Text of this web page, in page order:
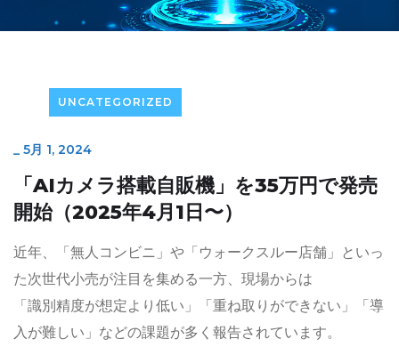
UNCATEGORIZED
_ 5月 1, 2024
「AIカメラ搭載自販機」を35万円で発売
開始（2025年4月1日〜）
近年、「無人コンビニ」や「ウォークスルー店舗」といっ
た次世代小売が注目を集める一方、現場からは
「識別精度が想定より低い」「重ね取りができない」「導
入が難しい」などの課題が多く報告されています。